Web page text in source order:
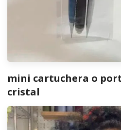
mini cartuchera o
cristal